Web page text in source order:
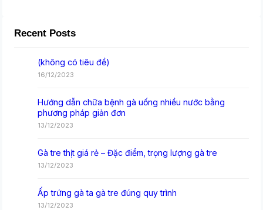
Recent Posts
(không có tiêu đề)
16/12/2023
Hướng dẫn chữa bệnh gà uống nhiều nước bằng
phương pháp giản đơn
13/12/2023
Gà tre thịt giá rẻ – Đặc điểm, trọng lượng gà tre
13/12/2023
Ấp trứng gà ta gà tre đúng quy trình
13/12/2023